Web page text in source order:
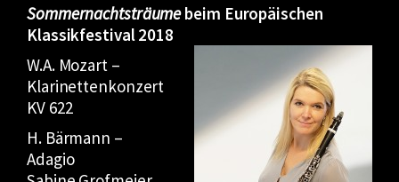
Sommernachtsträumebeim Europäischen
Klassikfestival 2018
W.A. Mozart –
Klarinettenkonzert
KV 622
H. Bärmann –
Adagio